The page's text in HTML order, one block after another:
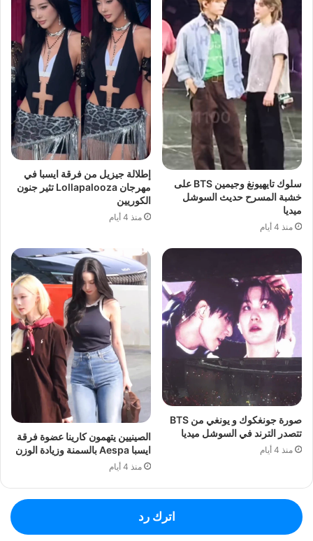
سلوك تايهيونغ وجيمين BTS على
خشبة المسرح حديث السوشل
ميديا
منذ 4 أيام
إطلالة جيزيل من فرقة ايسبا في
مهرجان Lollapalooza تثير جنون
الكوريين
منذ 4 أيام
صورة جونغكوك و يونغي من BTS
تتصدر الترند في السوشل ميديا
منذ 4 أيام
الصينيين يتهمون كارينا عضوة فرقة
ايسبا Aespa بالسمنة وزيادة الوزن
منذ 4 أيام
اترك رد